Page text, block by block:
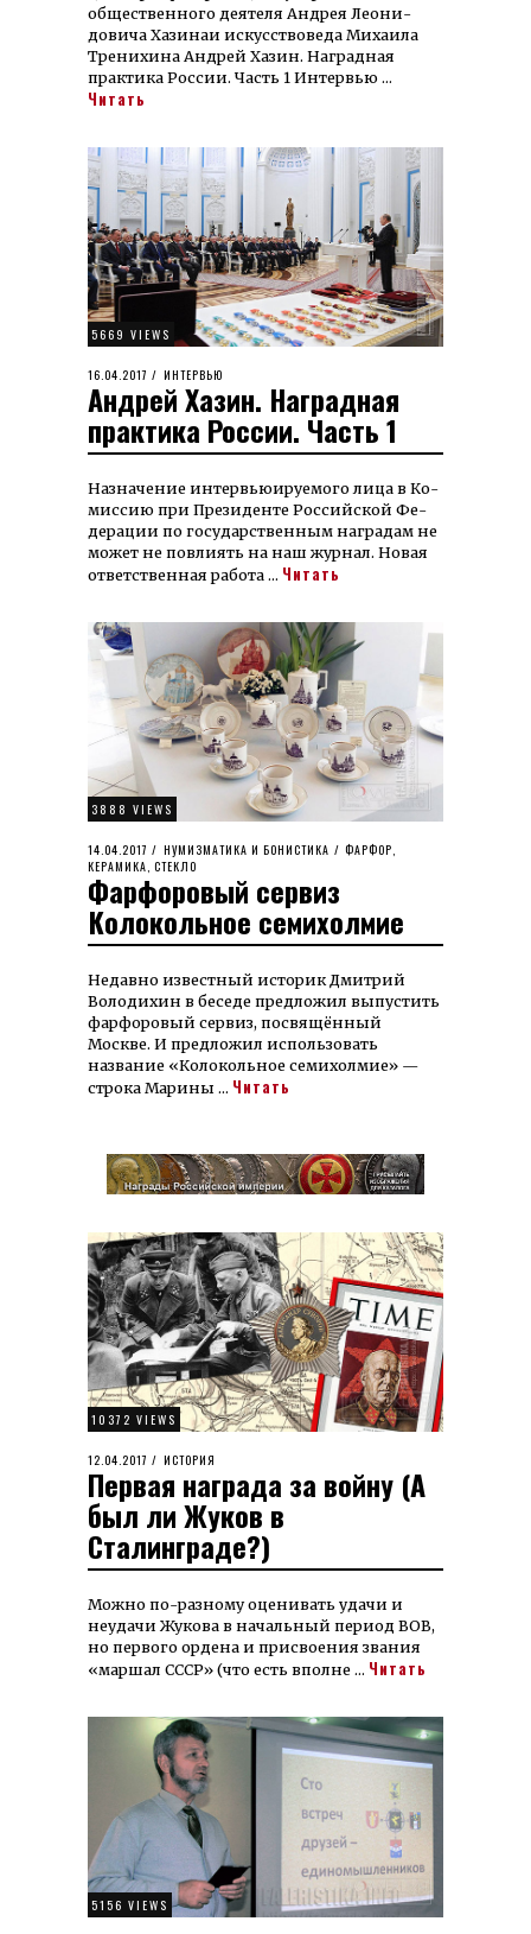
об­­ществен­ного дея­теля Андрея Лео­ни­
довича Хазинаи ис­кус­ствове­да Михаила
Тренихина Андрей Хазин. Наградная
практика России. Часть 1 Интервью …
Читать
5669 VIEWS
POSTED
ON
16.04.2017 27.01.2024
ИНТЕРВЬЮ
Андрей Хазин. Наградная
практика России. Часть 1
Назначение интервьюируемого ли­ца в Ко­
миссию при Пре­зиден­те Россий­ской Фе­
дера­ции по го­су­дарст­вен­ным награ­дам не
мо­жет не по­влиять на наш жур­нал. Но­вая
ответ­ст­венная работа … Читать
3888 VIEWS
POSTED
ON
14.04.2017 01.02.2022
НУМИЗМАТИКА И БОНИСТИКА / ФАРФОР,
КЕРАМИКА, СТЕКЛО
Фарфоровый сервиз
Колокольное семихолмие
Недавно известный историк Дмитрий
Володихин в беседе предложил выпустить
фарфоровый сервиз, посвящённый
Москве. И предложил использовать
название «Колокольное семихолмие» —
строка Марины … Читать
10372 VIEWS
POSTED
ON
12.04.2017 22.03.2023
ИСТОРИЯ
Первая награда за войну (А
был ли Жуков в
Сталинграде?)
Можно по-разному оценивать удачи и
неудачи Жукова в начальный период ВОВ,
но первого ордена и присвоения звания
«маршал СССР» (что есть вполне … Читать
5156 VIEWS